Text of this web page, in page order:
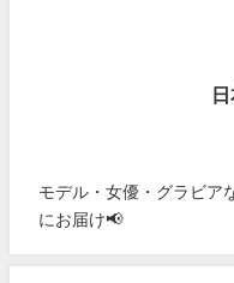
モデル・女優・グラビア
にお届け📢